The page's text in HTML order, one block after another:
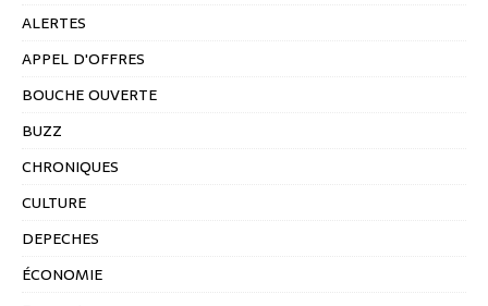
ALERTES
APPEL D'OFFRES
BOUCHE OUVERTE
BUZZ
CHRONIQUES
CULTURE
DEPECHES
ÉCONOMIE